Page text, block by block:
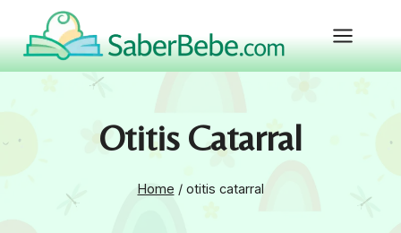
content
Otitis Catarral
Home / otitis catarral